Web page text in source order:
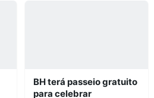
BH terá passeio gratuito
para celebrar